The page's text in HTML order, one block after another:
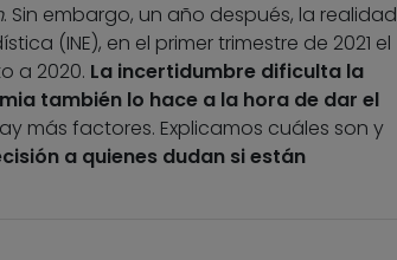
. Sin embargo, un año después, la realidad
(INE), en el primer trimestre de 2021 el
a 2020. La incertidumbre dificulta la
también lo hace a la hora de dar el
más factores. Explicamos cuáles son y
a quienes dudan si están